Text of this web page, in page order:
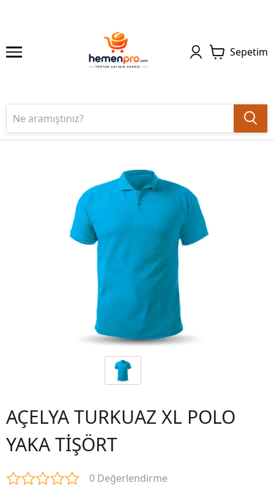
Sepetim
AÇELYA TURKUAZ XL POLO
YAKA TİŞÖRT
0 Değerlendirme